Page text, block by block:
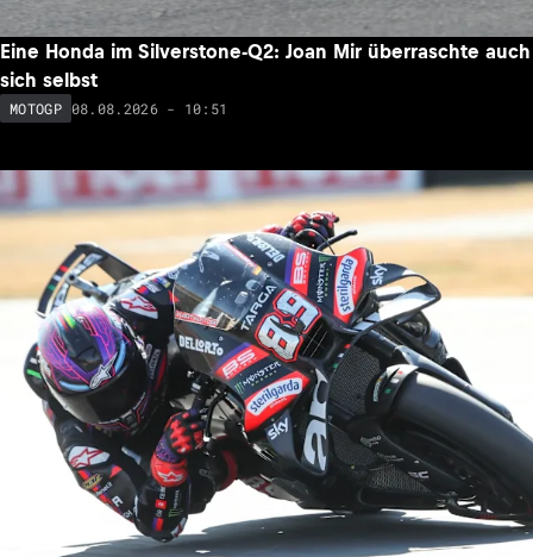
Eine Honda im Silverstone-Q2: Joan Mir überraschte auch
sich selbst
MOTOGP 08.08.2026 - 10:51